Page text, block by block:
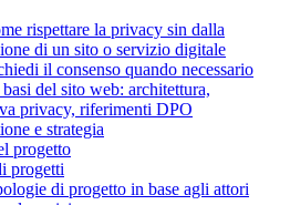
rispettare la privacy sin dalla
di un sito o servizio digitale
il consenso quando necessario
del sito web: architettura,
privacy, riferimenti DPO
e strategia
progetto
progetti
di progetto in base agli attori